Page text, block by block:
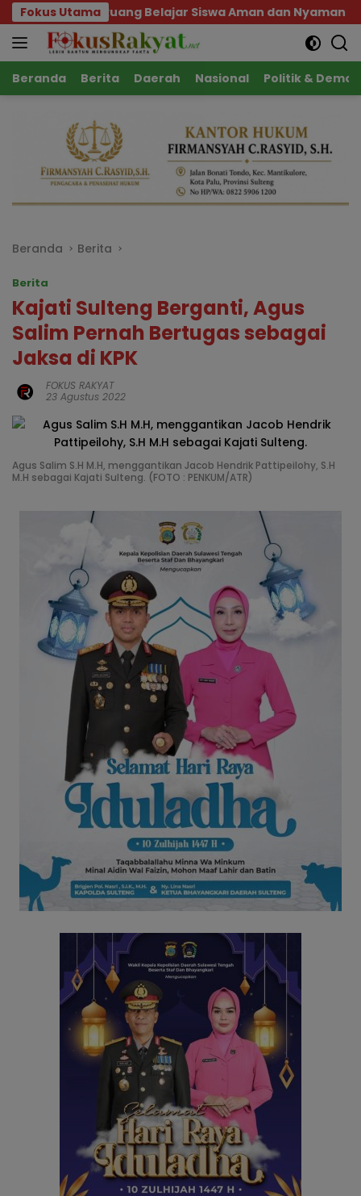
Langsung
ke
konten
Fokus Utama
Ruang Belajar Siswa Aman dan Nyaman
Beranda Berita Daerah Nasional Politik &
Beranda Berita
Berita
Kajati Sulteng Berganti, Agus
Salim Pernah Bertugas sebagai
Jaksa di KPK
FOKUS RAKYAT
23 Agustus 2022
Agus Salim S.H M.H, menggantikan Jacob Hendrik Pattipeilohy, S.H
M.H sebagai Kajati Sulteng. (FOTO : PENKUM/ATR)